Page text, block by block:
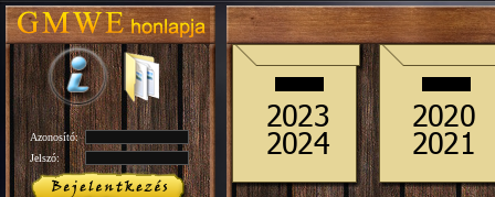
Azonosító:
Jelszó: